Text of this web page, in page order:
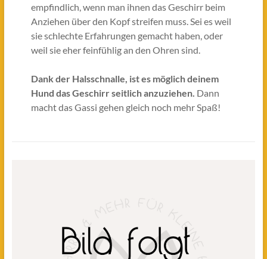
empfindlich, wenn man ihnen das Geschirr beim
Anziehen über den Kopf streifen muss. Sei es weil
sie schlechte Erfahrungen gemacht haben, oder
weil sie eher feinfühlig an den Ohren sind.
Dank der Halsschnalle, ist es möglich deinem
Hund das Geschirr seitlich anzuziehen. Dann
macht das Gassi gehen gleich noch mehr Spaß!